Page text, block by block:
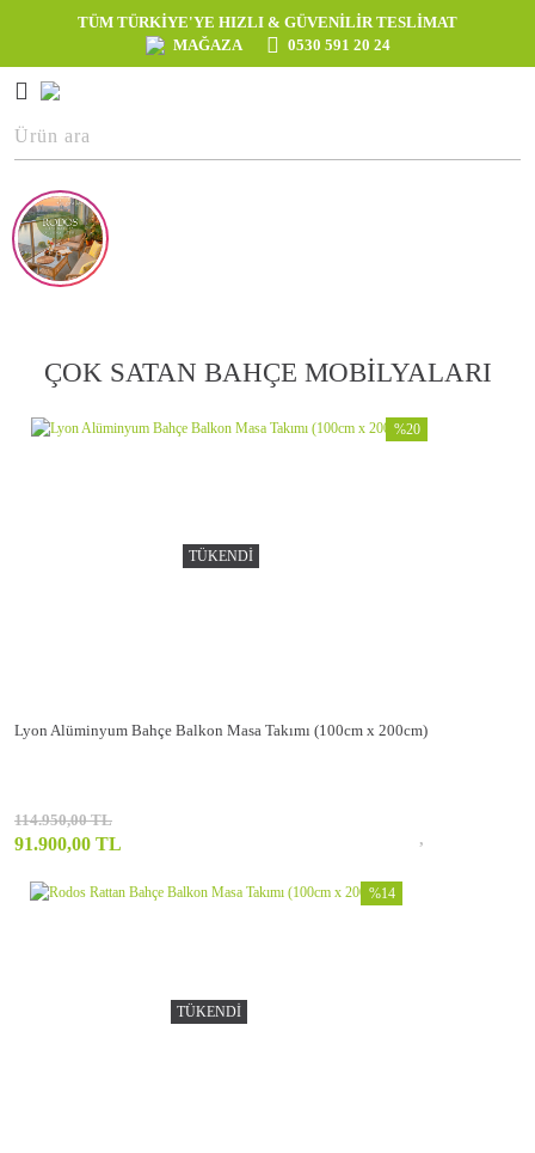
TÜM TÜRKİYE'YE HIZLI & GÜVENİLİR TESLİMAT
MAĞAZA
0530 591 20 24
ÇOK SATAN BAHÇE MOBİLYALARI
TÜKENDİ
Lyon Alüminyum Bahçe Balkon Masa Takımı (100cm x 200cm)
%20
114.950,00 TL
91.900,00 TL
TÜKENDİ
%14